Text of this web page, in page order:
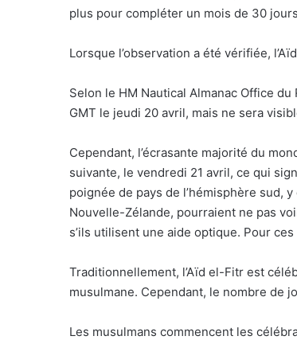
plus pour compléter un mois de 30
Lorsque l’observation a été vérifiée,
Selon le HM Nautical Almanac Office
GMT le jeudi 20 avril, mais ne sera
Cependant, l’écrasante majorité du
suivante, le vendredi 21 avril, ce qui
poignée de pays de l’hémisphère sud,
Nouvelle-Zélande, pourraient ne pas
s’ils utilisent une aide optique. Pour
Traditionnellement, l’Aïd el-Fitr est
musulmane. Cependant, le nombre de
Les musulmans commencent les